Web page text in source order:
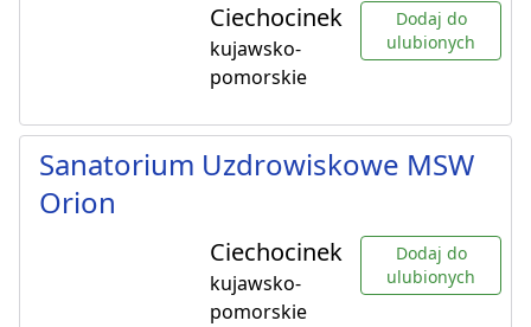
Ciechocinek
kujawsko-
pomorskie
Dodaj do
ulubionych
Sanatorium Uzdrowiskowe MSW
Orion
Ciechocinek
kujawsko-
pomorskie
Dodaj do
ulubionych